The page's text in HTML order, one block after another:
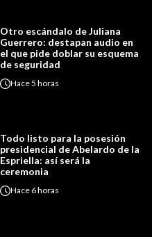
Otro escándalo de Juliana
Guerrero: destapan audio en
el que pide doblar su esquema
de seguridad
Hace5 horas
Todo listo para la posesión
presidencial de Abelardo de la
Espriella: así será la
ceremonia
Hace 6 horas